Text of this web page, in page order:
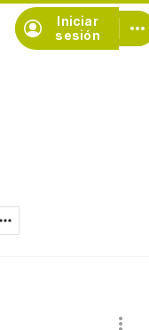
Iniciar
sesión